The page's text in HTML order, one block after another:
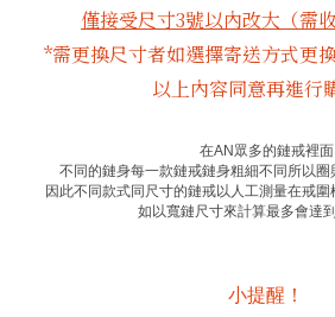
僅接受尺寸3號以內改大（需
*需更換尺寸者如選擇寄送方式更
以上內容同意再進行
在AN 眾多的鏈戒裡面
不同的鏈身每一款鏈戒鏈身粗細不同所以圈
因此不同款式同尺寸的鏈戒以人工測量在戒
如以寬鏈尺寸來計算最多會達
小提醒！